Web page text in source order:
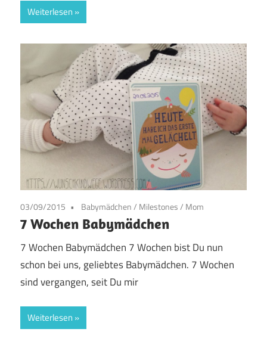
Weiterlesen
03/09/2015 Babymädchen/ Milestones/ Mom
7 Wochen Babymädchen
7 Wochen Babymädchen 7 Wochen bist Du nun
schon bei uns, geliebtes Babymädchen. 7 Wochen
sind vergangen, seit Du mir
Weiterlesen